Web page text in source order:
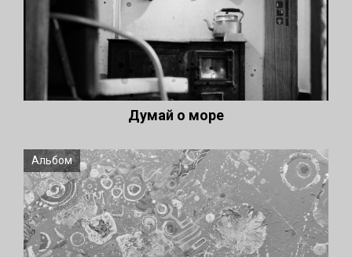
Думай о море
Альбом